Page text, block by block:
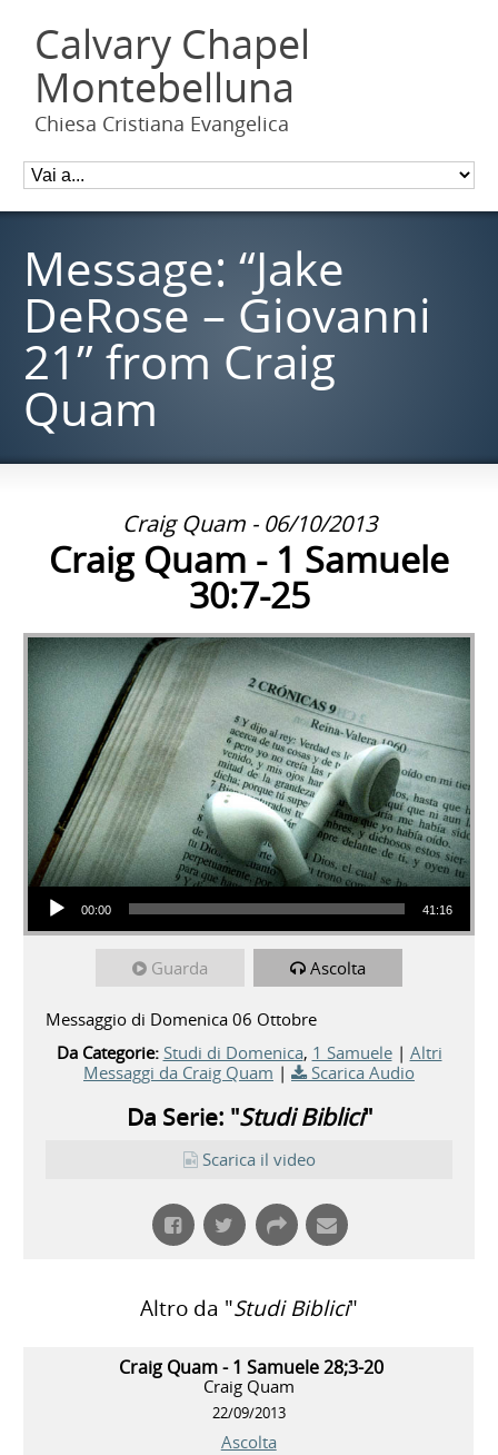
Calvary Chapel
Montebelluna
Chiesa Cristiana Evangelica
Message: “Jake
DeRose – Giovanni
21” from Craig
Quam
Craig Quam - 06/10/2013
Craig Quam - 1 Samuele
30:7-25
Audio Player
00:00 41:16
Guarda Ascolta
Messaggio di Domenica 06 Ottobre
Da Categorie: Studi di Domenica, 1 Samuele| Altri
Messaggi da Craig Quam | Scarica Audio
Da Serie: "Studi Biblici"
Scarica il video
Altro da "Studi Biblici"
Craig Quam - 1 Samuele 28;3-20
Craig Quam
22/09/2013
Ascolta